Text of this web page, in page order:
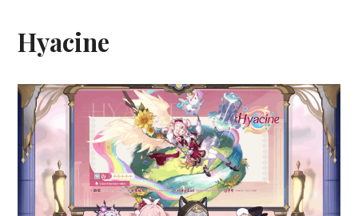
Hyacine